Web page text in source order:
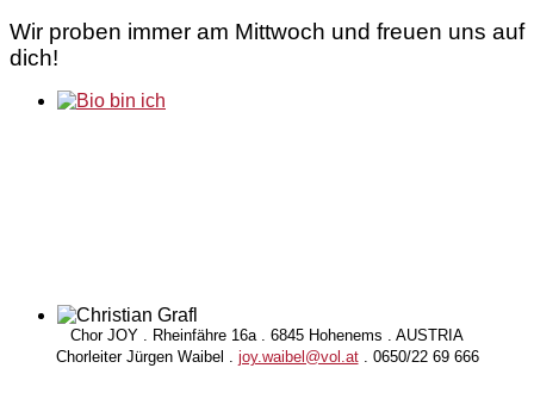
Wir proben immer am Mittwoch und freuen uns auf
dich!
Chor JOY . Rheinfähre 16a . 6845 Hohenems . AUSTRIA
Chorleiter Jürgen Waibel . joy.waibel@vol.at. 0650/22 69 666